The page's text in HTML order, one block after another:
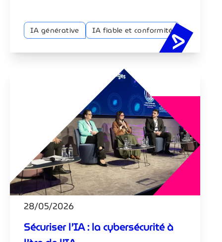
IA générative IA fiable et conformité
28/05/2026
Sécuriser l’IA : la cybersécurité à